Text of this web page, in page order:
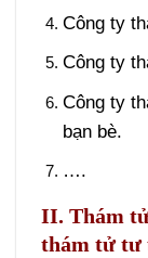
Công ty
Công ty
Công ty
bạn bè.
….
II. Thám
thám tử tư